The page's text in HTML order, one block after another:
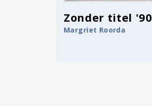
Zonder titel '90
Margriet Roorda